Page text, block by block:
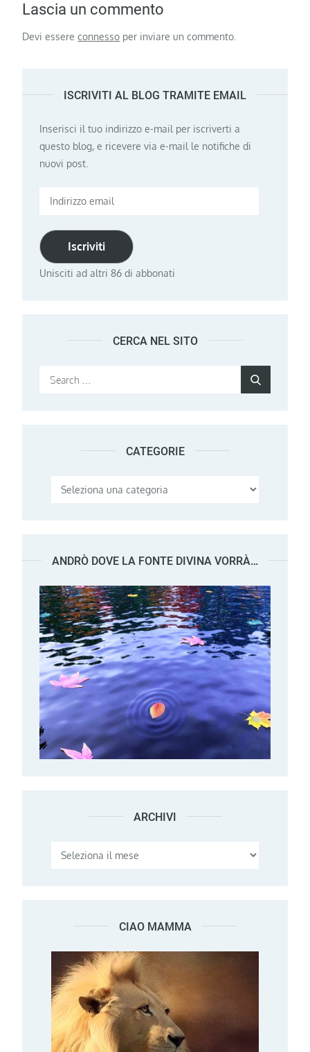
Lascia un commento
Devi essereconnesso per inviare un commento.
ISCRIVITI AL BLOG TRAMITE EMAIL
Inserisci il tuo indirizzo e-mail per iscriverti a
questo blog, e ricevere via e-mail le notifiche di
nuovi post.
Indirizzo
Iscriviti
Unisciti ad altri 86 di abbonati
CERCA NEL SITO
Search
CATEGORIE
Categorie
ANDRÒ DOVE LA FONTE DIVINA VORRÀ…
ARCHIVI Archivi
CIAO MAMMA